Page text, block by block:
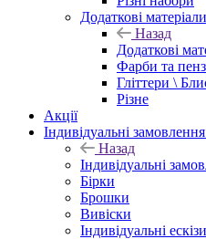
Додаткові матеріали
Назад
Додаткові
Фарби та
Гліттери \
Різне
Акції
Індивідуальні замовлення
Назад
Індивідуальні
Бірки
Брошки
Вивіски
Індивідуальні ескізи